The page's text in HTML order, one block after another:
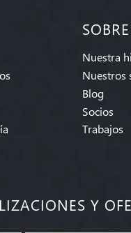
Nuestra
Nuestros
Blog
Socios
Trabajos
Y